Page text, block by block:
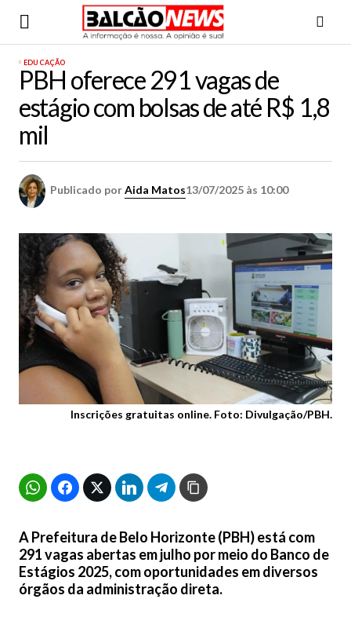
EDUCAÇÃO
PBH oferece 291 vagas de
estágio com bolsas de até R$ 1,8
mil
Publicado porAida Matos13/07/2025 às 10:00
Inscrições gratuitas online. Foto: Divulgação/PBH.
A Prefeitura de Belo Horizonte (PBH) está com
291 vagas abertas em julho por meio do Banco de
Estágios 2025, com oportunidades em diversos
órgãos da administração direta.